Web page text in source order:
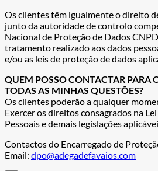
Os clientes têm igualmente o direito
junto da autoridade de controlo
Nacional de Proteção de Dados
tratamento realizado aos dados
e/ou as leis de proteção de dados
QUEM POSSO CONTACTAR PARA
TODAS AS MINHAS QUESTÕES?
Os clientes poderão a qualquer
Exercer os direitos consagrados na
Pessoais e demais legislações
Contactos do Encarregado de
Email: dpo@adegadefavaios.com